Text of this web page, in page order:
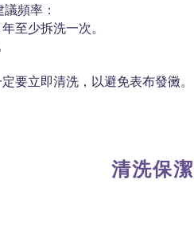
頻率：
年至少拆洗一次。
要立即清洗，以避免表布發黴。
清洗保